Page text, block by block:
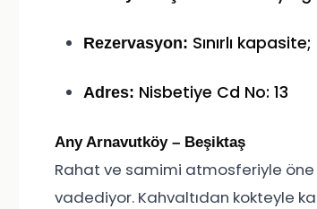
Rezervasyon: Sınırlı
Adres: Nisbetiye Cd No: 13
Any Arnavutköy – Beşiktaş
Rahat ve samimi atmosferiyle öne
vadediyor. Kahvaltıdan kokteyle